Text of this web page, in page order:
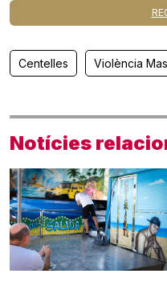
Centelles Violència
Notícies